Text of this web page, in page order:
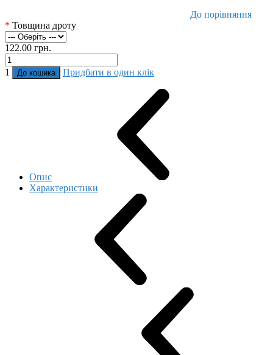
До порівняння
* Товщина дроту
122.00 грн.
1 До кошика Придбати в один клік
Опис
Характеристики